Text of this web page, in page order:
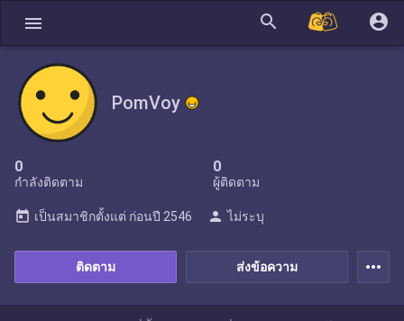
menu search account_circle
PomVoy
0
กำลังติดตาม
0
ผู้ติดตาม
ส่งข้อความ
ติดตาม
today เป็นสมาชิกตั้งแต่ ก่อนปี 2546 person ไม่ระบุ
more_horiz